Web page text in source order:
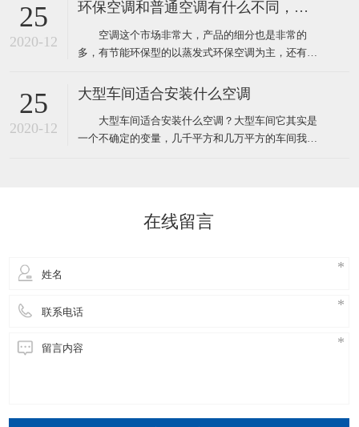
装中有什么需要注意的呢？ 1、环保空调的送风
管道材料一般采用
25
2020-12
环保空调和普通空调有什么不同，该怎么选
空调这个市场非常大，产品的细分也是非常的
多，有节能环保型的以蒸发式环保空调为主，还有传
等，那环保空调和普通空调到底有什么不同！这里说
的普通空调其实大多指就是压缩机空调，因为先入为
主我们经常去的商场啊，办公室、家里都装的压缩机
型的空调，所以很多人反
25
2020-12
大型车间适合安装什么空调
大型车间适合安装什么空调？大型车间它其实是
一个不确定的变量，几千平方和几万平方的车间我们
调呢！其实根据绿风通风
在线留言